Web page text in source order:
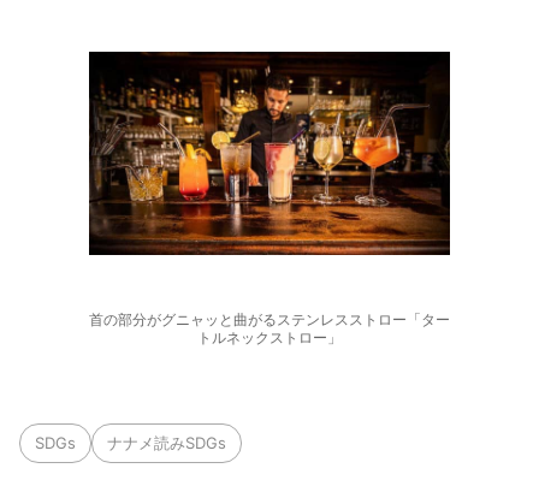
首の部分がグニャッと曲がるステンレスストロー「ター
トルネックストロー」
SDGs ナナメ読みSDGs